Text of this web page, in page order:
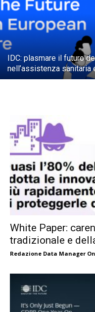
IDC: plasmare il futuro
nell’assistenza sanitaria
White Paper:
tradizionale e
Redazione Data Manager